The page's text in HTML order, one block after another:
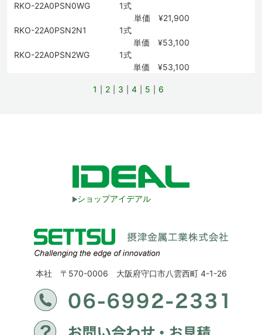
RKO-22A0PSN0WG
1式
単価 ¥21,900
RKO-22A0PSN2N1
1式
単価 ¥53,100
RKO-22A0PSN2WG
1式
単価 ¥53,100
1 2 3 4 5 6
ショップアイデアル
本社 〒570-0006 大阪府守口市八雲西町 4-1-26